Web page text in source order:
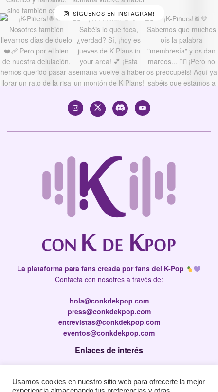
¡SÍGUENOS EN INSTAGRAM!
La plataforma para fans creada por fans del K-Pop
Contacta con nosotres a través de:
hola@conkdekpop.com
press@conkdekpop.com
entrevistas@conkdekpop.com
eventos@conkdekpop.com
Enlaces de interés
Política de privacidad
Usamos cookies en nuestro sitio web para ofrecerte la mejor